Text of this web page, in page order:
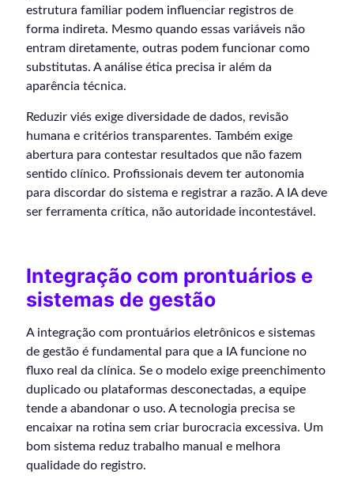
estrutura familiar podem influenciar registros de
forma indireta. Mesmo quando essas variáveis não
entram diretamente, outras podem funcionar como
substitutas. A análise ética precisa ir além da
aparência técnica.
Reduzir viés exige diversidade de dados, revisão
humana e critérios transparentes. Também exige
abertura para contestar resultados que não fazem
sentido clínico. Profissionais devem ter autonomia
para discordar do sistema e registrar a razão. A IA deve
ser ferramenta crítica, não autoridade incontestável.
Integração com prontuários e
sistemas de gestão
A integração com prontuários eletrônicos e sistemas
de gestão é fundamental para que a IA funcione no
fluxo real da clínica. Se o modelo exige preenchimento
duplicado ou plataformas desconectadas, a equipe
tende a abandonar o uso. A tecnologia precisa se
encaixar na rotina sem criar burocracia excessiva. Um
bom sistema reduz trabalho manual e melhora
qualidade do registro.